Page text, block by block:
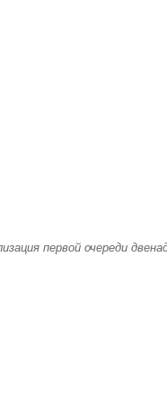
первой очереди